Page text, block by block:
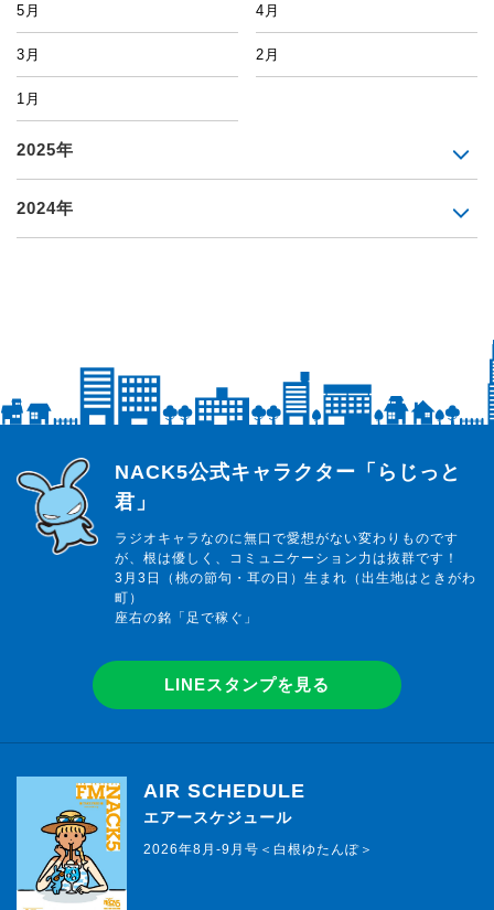
5月 4月
3月 2月
1月
2025年
2024年
らじっと君
NACK5公式キャラクター「らじっと
君」
ラジオキャラなのに無口で愛想がない変わりものです
が、根は優しく、コミュニケーション力は抜群です！
3月3日（桃の節句・耳の日）生まれ（出生地はときがわ
町）
座右の銘「足で稼ぐ」
LINEスタンプを見る
AIR SCHEDULE
エアースケジュール
2026年8月-9月号＜白根ゆたんぽ＞